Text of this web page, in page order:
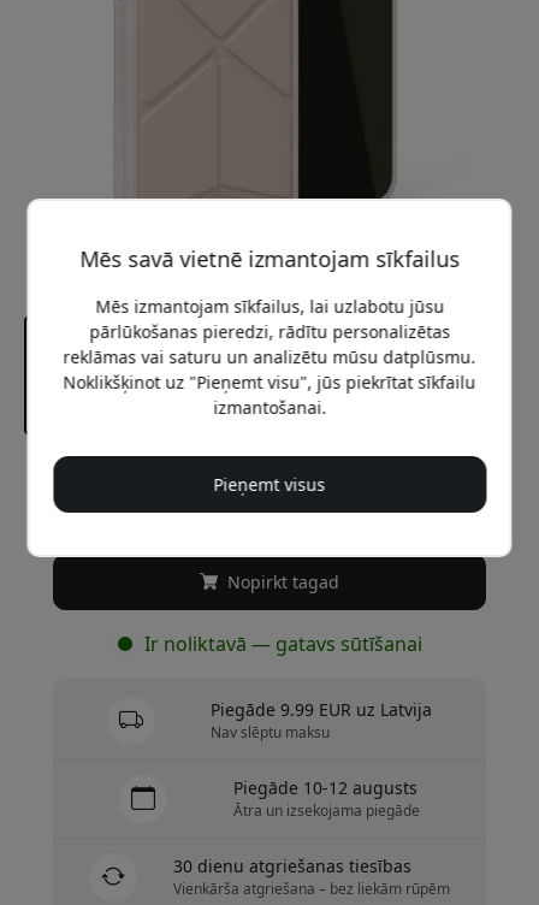
Ieteicamā cena
26.99 EUR
Nopirkt tagad
Ir noliktavā — gatavs sūtīšanai
Piegāde 9.99 EUR uz Latvija
Nav slēptu maksu
Piegāde 10-12 augusts
Ātra un izsekojama piegāde
30 dienu atgriešanas tiesības
Vienkārša atgriešana – bez liekām rūpēm
Mēs savā vietnē izmantojam sīkfailus
Mēs izmantojam sīkfailus, lai uzlabotu jūsu
pārlūkošanas pieredzi, rādītu personalizētas
reklāmas vai saturu un analizētu mūsu datplūsmu.
Noklikšķinot uz "Pieņemt visu", jūs piekrītat sīkfailu
izmantošanai.
Pieņemt visus